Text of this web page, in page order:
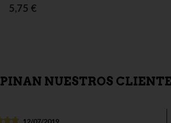
5,75 €
NUESTROS
12/07/2019